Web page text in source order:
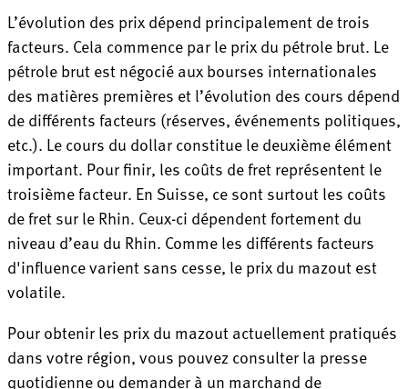
L’évolution des prix dépend principalement de trois
facteurs. Cela commence par le prix du pétrole brut. Le
pétrole brut est négocié aux bourses internationales
des matières premières et l’évolution des cours dépend
de différents facteurs (réserves, événements politiques,
etc.). Le cours du dollar constitue le deuxième élément
important. Pour finir, les coûts de fret représentent le
troisième facteur. En Suisse, ce sont surtout les coûts
de fret sur le Rhin. Ceux-ci dépendent fortement du
niveau d’eau du Rhin. Comme les différents facteurs
d'influence varient sans cesse, le prix du mazout est
volatile.
Pour obtenir les prix du mazout actuellement pratiqués
dans votre région, vous pouvez consulter la presse
quotidienne ou demander à un marchand de